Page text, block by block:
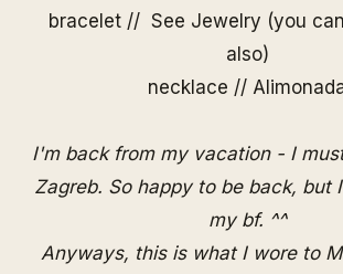
bracelet // See Jewelry (you
also)
necklace //
I'm back from my vacation - I
Zagreb. So happy to be back, but
my bf. ^^
Anyways, this is what I wore to